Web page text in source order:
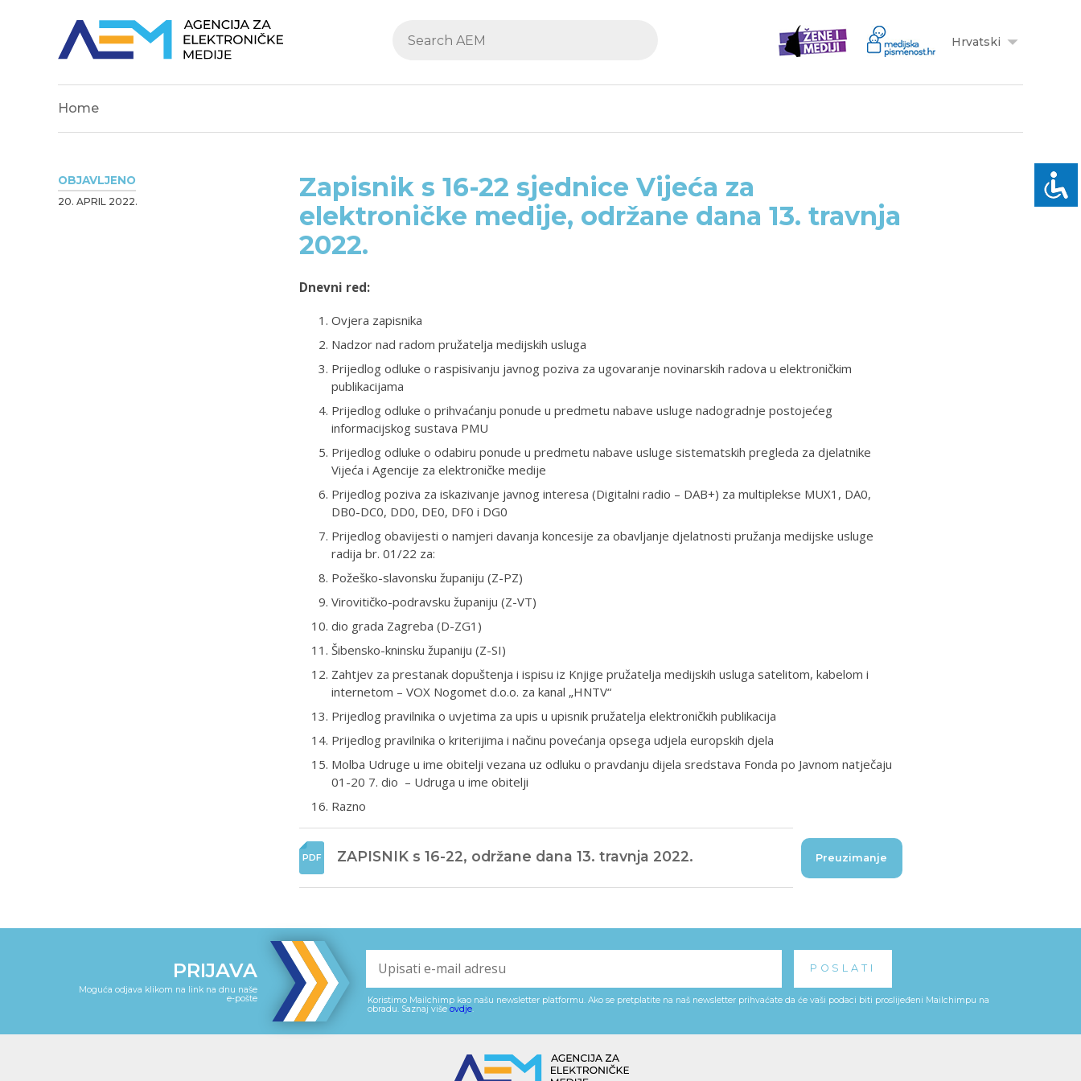
Hrvatski
Home
OBJAVLJENO
20. APRIL 2022.
Zapisnik s 16-22 sjednice Vijeća za
elektroničke medije, održane dana 13. travnja
2022.
Dnevni red:
Ovjera zapisnika
Nadzor nad radom pružatelja medijskih usluga
Prijedlog odluke o raspisivanju javnog poziva za ugovaranje novinarskih radova u elektroničkim
publikacijama
Prijedlog odluke o prihvaćanju ponude u predmetu nabave usluge nadogradnje postojećeg
informacijskog sustava PMU
Prijedlog odluke o odabiru ponude u predmetu nabave usluge sistematskih pregleda za djelatnike
Vijeća i Agencije za elektroničke medije
Prijedlog poziva za iskazivanje javnog interesa (Digitalni radio – DAB+) za multiplekse MUX1, DA0,
DB0-DC0, DD0, DE0, DF0 i DG0
Prijedlog obavijesti o namjeri davanja koncesije za obavljanje djelatnosti pružanja medijske usluge
radija br. 01/22 za:
Požeško-slavonsku županiju (Z-PZ)
Virovitičko-podravsku županiju (Z-VT)
dio grada Zagreba (D-ZG1)
Šibensko-kninsku županiju (Z-SI)
Zahtjev za prestanak dopuštenja i ispisu iz Knjige pružatelja medijskih usluga satelitom, kabelom i
internetom – VOX Nogomet d.o.o. za kanal „HNTV“
Prijedlog pravilnika o uvjetima za upis u upisnik pružatelja elektroničkih publikacija
Prijedlog pravilnika o kriterijima i načinu povećanja opsega udjela europskih djela
Molba Udruge u ime obitelji vezana uz odluku o pravdanju dijela sredstava Fonda po Javnom natječaju
01-20 7. dio – Udruga u ime obitelji
Razno
ZAPISNIK s 16-22, održane dana 13. travnja 2022. Preuzimanje
PRIJAVA
Moguća odjava klikom na link na dnu naše
e-pošte
Koristimo Mailchimp kao našu newsletter platformu. Ako se pretplatite na naš newsletter prihvaćate da će vaši podaci biti proslijeđeni Mailchimpu na
obradu. Saznaj više ovdje.